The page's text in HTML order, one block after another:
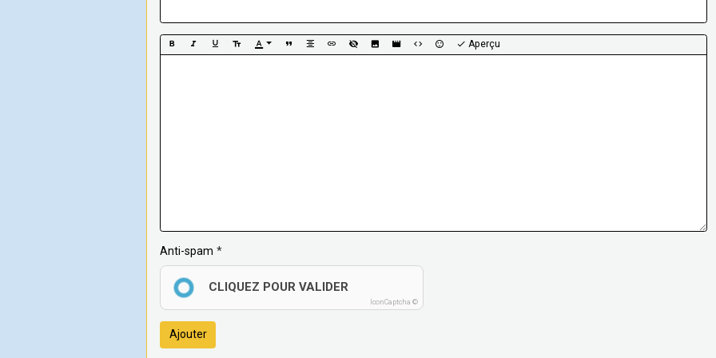
Aperçu
Anti-spam
CLIQUEZ POUR VALIDER
IconCaptcha ©
Ajouter